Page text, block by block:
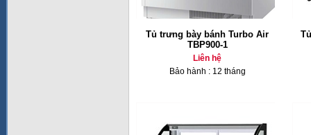
Tủ trưng bày bánh Turbo Air
TBP900-1
Liên hệ
Bảo hành : 12 tháng